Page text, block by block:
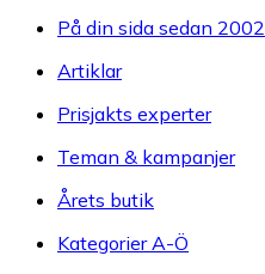
På din sida sedan 2002
Artiklar
Prisjakts experter
Teman & kampanjer
Årets butik
Kategorier A-Ö